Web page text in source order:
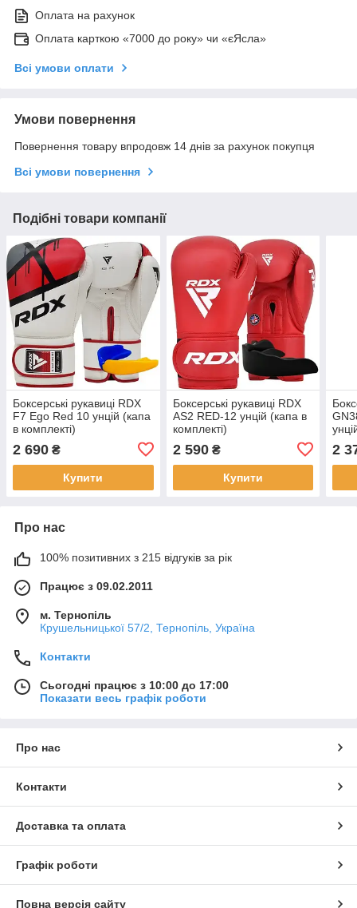
Оплата на рахунок
Оплата карткою «7000 до року» чи «єЯсла»
Всі умови оплати
Умови повернення
Повернення товару впродовж 14 днів за рахунок покупця
Всі умови повернення
Подібні товари компанії
Боксерські рукавиці RDX
F7 Ego Red 10 унцій (капа
в комплекті)
2 690 ₴
Купити
Боксерські рукавиці RDX
AS2 RED-12 унцій (капа в
комплекті)
2 590₴
Купити
2
Про нас
100% позитивних з 215 відгуків за рік
Працює з 09.02.2011
м. Тернопіль
Крушельницької 57/2, Тернопіль, Україна
Контакти
Сьогодні працює з 10:00 до 17:00
Показати весь графік роботи
Про нас
Контакти
Доставка та оплата
Графік роботи
Повна версія сайту